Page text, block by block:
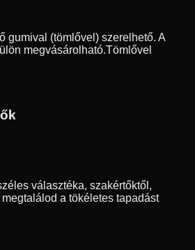
gumival (tömlővel) szerelhető. A
megvásárolható.Tömlővel
választéka, szakértőktől,
a tökéletes tapadást